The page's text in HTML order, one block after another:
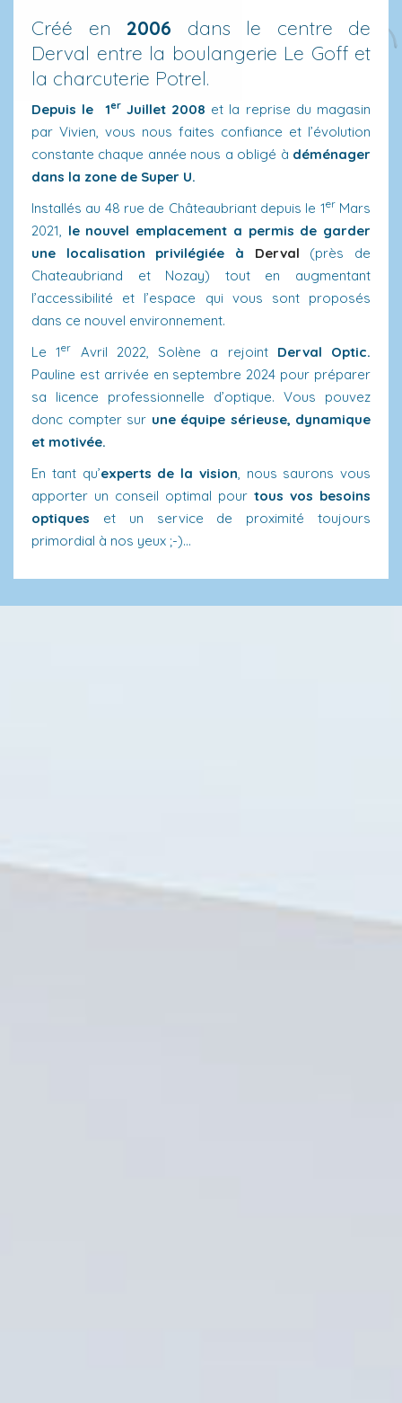
Créé en 2006 dans le centre de
Derval entre la boulangerie Le Goff et
la charcuterie Potrel.
Depuis le 1erJuillet 2008 et la reprise du magasin
par Vivien, vous nous faites confiance et l’évolution
constante chaque année nous a obligé à déménager
dans la zone de Super U.
Installés au 48 rue de Châteaubriant depuis le 1erMars
2021, le nouvel emplacement a permis de garder
une localisation privilégiée à Derval (près de
Chateaubriand et Nozay) tout en augmentant
l’accessibilité et l’espace qui vous sont proposés
dans ce nouvel environnement.
Le 1er Avril 2022, Solène a rejoint Derval Optic.
Pauline est arrivée en septembre 2024 pour préparer
sa licence professionnelle d’optique. Vous pouvez
donc compter sur une équipe sérieuse, dynamique
et motivée.
En tant qu’experts de la vision, nous saurons vous
apporter un conseil optimal pour tous vos besoins
optiques et un service de proximité toujours
primordial à nos yeux ;-)…